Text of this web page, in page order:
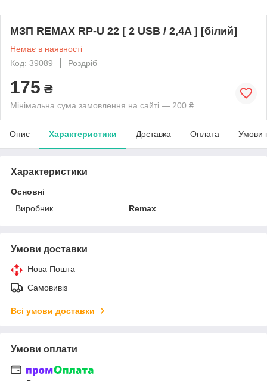
МЗП REMAX RP-U 22 [ 2 USB / 2,4A ] [білий]
Немає в наявності
Код: 39089
Роздріб
175 ₴
Мінімальна сума замовлення на сайті — 200 ₴
Опис Характеристики Доставка Оплата Умови
Характеристики
Основні
Виробник
Remax
Умови доставки
Нова Пошта
Самовивіз
Всі умови доставки
Умови оплати